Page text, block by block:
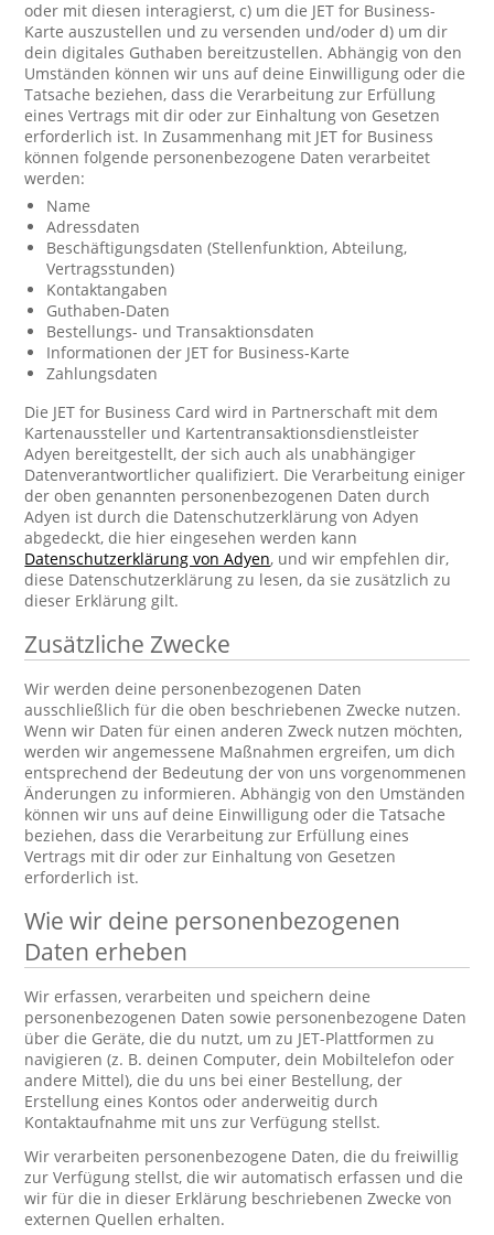
oder mit diesen interagierst, c) um die JET for Business-
Karte auszustellen und zu versenden und/oder d) um dir
dein digitales Guthaben bereitzustellen. Abhängig von den
Umständen können wir uns auf deine Einwilligung oder die
Tatsache beziehen, dass die Verarbeitung zur Erfüllung
eines Vertrags mit dir oder zur Einhaltung von Gesetzen
erforderlich ist. In Zusammenhang mit JET for Business
können folgende personenbezogene Daten verarbeitet
werden:
Name
Adressdaten
Beschäftigungsdaten (Stellenfunktion, Abteilung,
Vertragsstunden)
Kontaktangaben
Guthaben-Daten
Bestellungs- und Transaktionsdaten
Informationen der JET for Business-Karte
Zahlungsdaten
Die JET for Business Card wird in Partnerschaft mit dem
Kartenaussteller und Kartentransaktionsdienstleister
Adyen bereitgestellt, der sich auch als unabhängiger
Datenverantwortlicher qualifiziert. Die Verarbeitung einiger
der oben genannten personenbezogenen Daten durch
Adyen ist durch die Datenschutzerklärung von Adyen
abgedeckt, die hier eingesehen werden kann
Datenschutzerklärung von Adyen, und wir empfehlen dir,
diese Datenschutzerklärung zu lesen, da sie zusätzlich zu
dieser Erklärung gilt.
Zusätzliche Zwecke
Wir werden deine personenbezogenen Daten
ausschließlich für die oben beschriebenen Zwecke nutzen.
Wenn wir Daten für einen anderen Zweck nutzen möchten,
werden wir angemessene Maßnahmen ergreifen, um dich
entsprechend der Bedeutung der von uns vorgenommenen
Änderungen zu informieren. Abhängig von den Umständen
können wir uns auf deine Einwilligung oder die Tatsache
beziehen, dass die Verarbeitung zur Erfüllung eines
Vertrags mit dir oder zur Einhaltung von Gesetzen
erforderlich ist.
Wie wir deine personenbezogenen
Daten erheben
Wir erfassen, verarbeiten und speichern deine
personenbezogenen Daten sowie personenbezogene Daten
über die Geräte, die du nutzt, um zu JET-Plattformen zu
navigieren (z. B. deinen Computer, dein Mobiltelefon oder
andere Mittel), die du uns bei einer Bestellung, der
Erstellung eines Kontos oder anderweitig durch
Kontaktaufnahme mit uns zur Verfügung stellst.
Wir verarbeiten personenbezogene Daten, die du freiwillig
zur Verfügung stellst, die wir automatisch erfassen und die
wir für die in dieser Erklärung beschriebenen Zwecke von
externen Quellen erhalten.